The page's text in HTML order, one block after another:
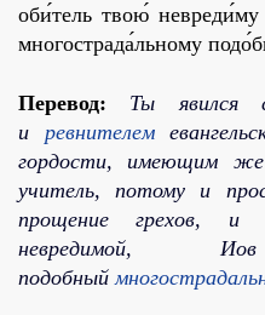
оби́тель твою́
многострада́льному
Перевод:
Ты явился
и
ревнителем
гордости, имеющим же
учитель, потому и
прощение грехов, и
невредимой,
подобный